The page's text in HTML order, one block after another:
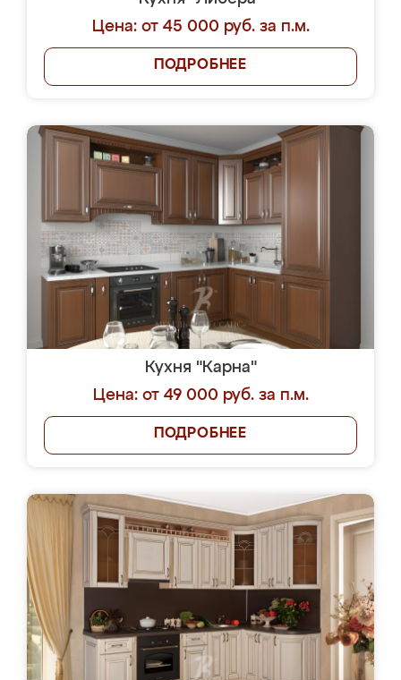
Цена: от 45 000 руб. за п.м.
ПОДРОБНЕЕ
Кухня "Карна"
Цена: от 49 000 руб. за п.м.
ПОДРОБНЕЕ